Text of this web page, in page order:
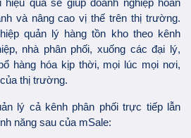
và nâng cao vị thế trên thị trường.
quản lý hàng tồn kho theo kênh
nhà phân phối, xuống các đại lý,
hàng hóa kịp thời, mọi lúc mọi nơi,
thị trường.
lý cả kênh phân phối trực tiếp lẫn
năng sau của mSale: